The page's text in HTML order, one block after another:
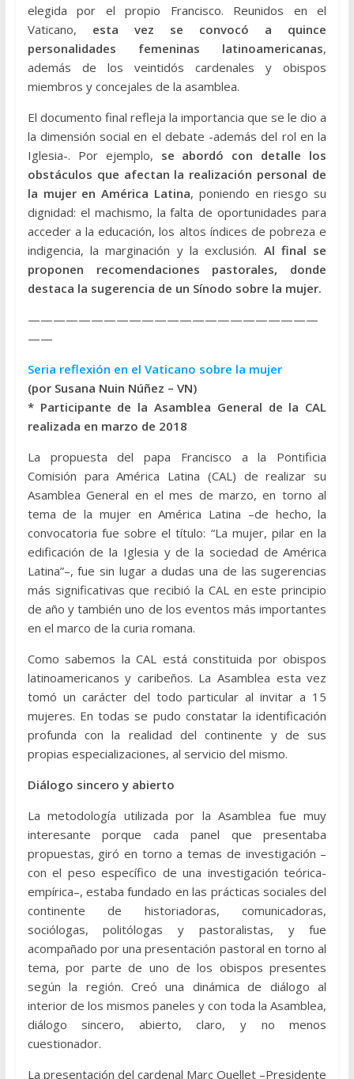
elegida por el propio Francisco. Reunidos en el
Vaticano, esta vez se convocó a quince
personalidades femeninas latinoamericanas,
además de los veintidós cardenales y obispos
miembros y concejales de la asamblea.
El documento final refleja la importancia que se le dio a
la dimensión social en el debate -además del rol en la
Iglesia-. Por ejemplo, se abordó con detalle los
obstáculos que afectan la realización personal de
la mujer en América Latina, poniendo en riesgo su
dignidad: el machismo, la falta de oportunidades para
acceder a la educación, los altos índices de pobreza e
indigencia, la marginación y la exclusión. Al final se
proponen recomendaciones pastorales, donde
destaca la sugerencia de un Sínodo sobre la mujer.
———————————————————————
——
Seria reflexión en el Vaticano sobre la mujer
(por Susana Nuin Núñez – VN)
* Participante de la Asamblea General de la CAL
realizada en marzo de 2018
La propuesta del papa Francisco a la Pontificia
Comisión para América Latina (CAL) de realizar su
Asamblea General en el mes de marzo, en torno al
tema de la mujer en América Latina –de hecho, la
convocatoria fue sobre el título: “La mujer, pilar en la
edificación de la Iglesia y de la sociedad de América
Latina”–, fue sin lugar a dudas una de las sugerencias
más significativas que recibió la CAL en este principio
de año y también uno de los eventos más importantes
en el marco de la curia romana.
Como sabemos la CAL está constituida por obispos
latinoamericanos y caribeños. La Asamblea esta vez
tomó un carácter del todo particular al invitar a 15
mujeres. En todas se pudo constatar la identificación
profunda con la realidad del continente y de sus
propias especializaciones, al servicio del mismo.
Diálogo sincero y abierto
La metodología utilizada por la Asamblea fue muy
interesante porque cada panel que presentaba
propuestas, giró en torno a temas de investigación –
con el peso específico de una investigación teórica-
empírica–, estaba fundado en las prácticas sociales del
continente de historiadoras, comunicadoras,
sociólogas, politólogas y pastoralistas, y fue
acompañado por una presentación pastoral en torno al
tema, por parte de uno de los obispos presentes
según la región. Creó una dinámica de diálogo al
interior de los mismos paneles y con toda la Asamblea,
diálogo sincero, abierto, claro, y no menos
cuestionador.
La presentación del cardenal Marc Ouellet –Presidente